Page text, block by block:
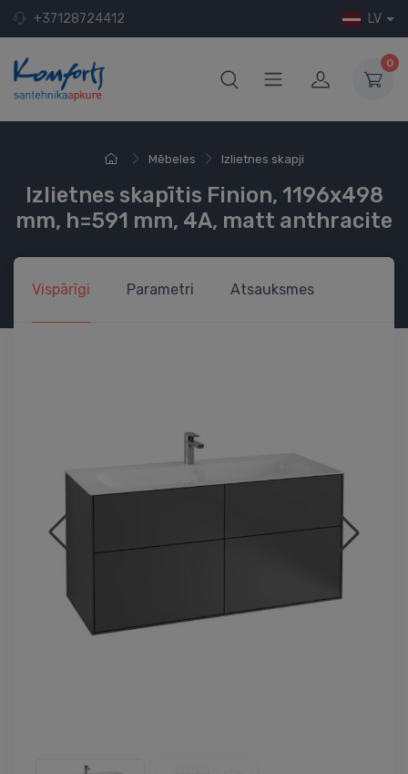
+37128724412 LV
0
Mēbeles Izlietnes skapji
Izlietnes skapītis Finion, 1196x498
mm, h=591 mm, 4A, matt anthracite
Vispārīgi Parametri Atsauksmes